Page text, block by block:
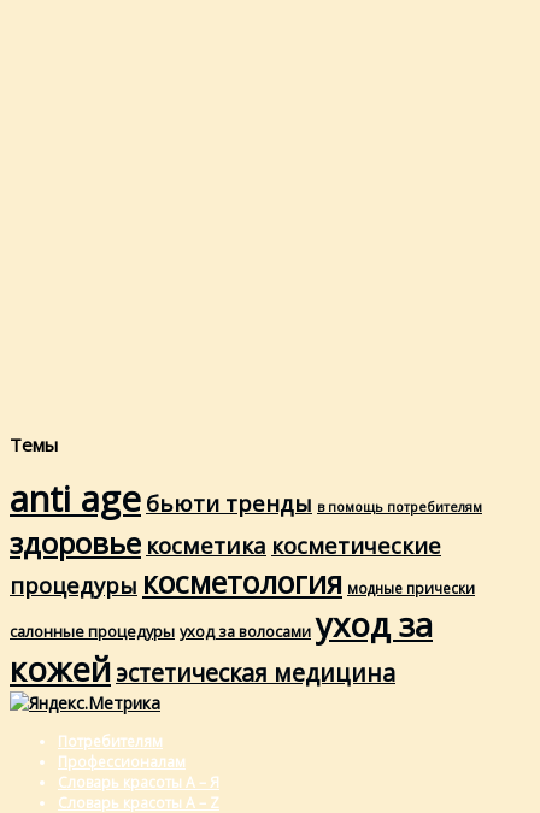
Темы
anti age бьюти тренды в помощь потребителям
здоровье косметика косметические
процедуры косметология модные прически
салонные процедуры уход за волосами уход за
кожейэстетическая медицина
Потребителям
Профессионалам
Словарь красоты А – Я
Словарь красоты A – Z